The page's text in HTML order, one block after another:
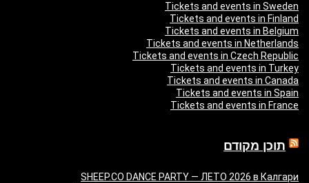
Tickets and events in Sweden
Tickets and events in Finland
Tickets and events in Belgium
Tickets and events in Netherlands
Tickets and events in Czech Republic
Tickets and events in Turkey
Tickets and events in Canada
Tickets and events in Spain
Tickets and events in France
תוכן מקודם
SHEEP.CO DANCE PARTY — ЛЕТО 2026 в Калгари